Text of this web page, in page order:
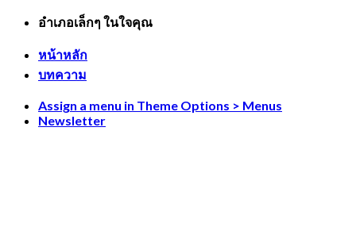
Skip
content
อำเภอเล็กๆ ในใจคุณ
หน้าหลัก
บทความ
Assign a menu in Theme Options > Menus
Newsletter